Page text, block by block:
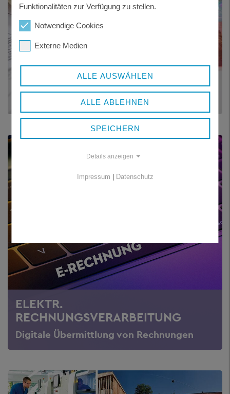
BANKVERBINDUNG
ELEKTR.
RECHNUNGSVERARBEITUNG
Digitale Übermittlung von Rechnungen
Funktionalitäten zur Verfügung zu stellen.
Notwendige Cookies
Externe Medien
ALLE AUSWÄHLEN
ALLE ABLEHNEN
SPEICHERN
Details anzeigen
Impressum | Datenschutz